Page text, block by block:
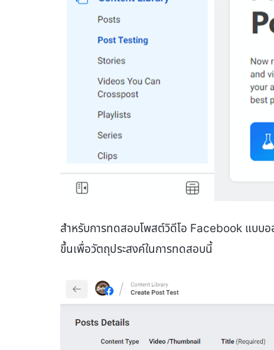
สำหรับการทดสอบโพสต์วิดีโอ Facebook แบบ
ขึ้นเพื่อวัตถุประสงค์ในการทดสอบนี้